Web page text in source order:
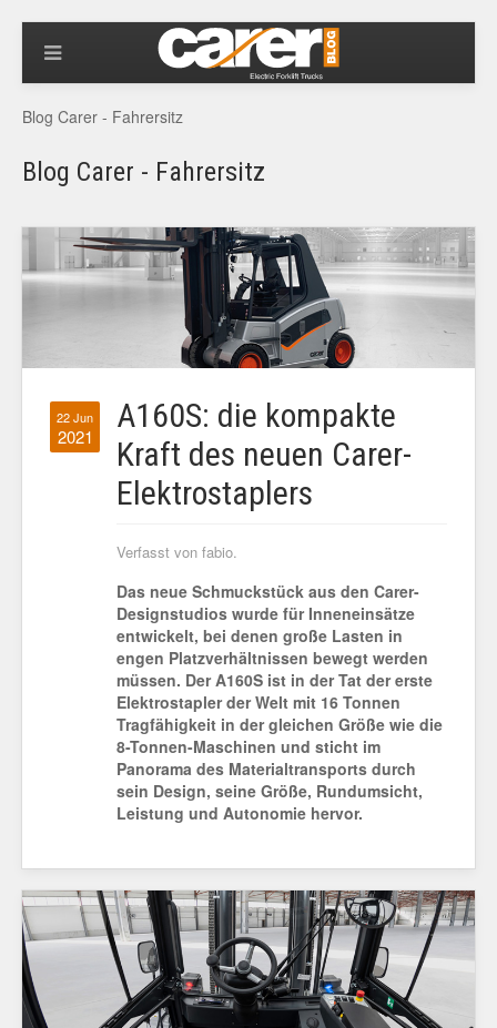
Blog Carer - Fahrersitz
Blog Carer - Fahrersitz
22 Jun
2021
A160S: die kompakte
Kraft des neuen Carer-
Elektrostaplers
Verfasst von fabio.
Das neue Schmuckstück aus den Carer-
Designstudios wurde für Inneneinsätze
entwickelt, bei denen große Lasten in
engen Platzverhältnissen bewegt werden
müssen. Der A160S ist in der Tat der erste
Elektrostapler der Welt mit 16 Tonnen
Tragfähigkeit in der gleichen Größe wie die
8-Tonnen-Maschinen und sticht im
Panorama des Materialtransports durch
sein Design, seine Größe, Rundumsicht,
Leistung und Autonomie hervor.